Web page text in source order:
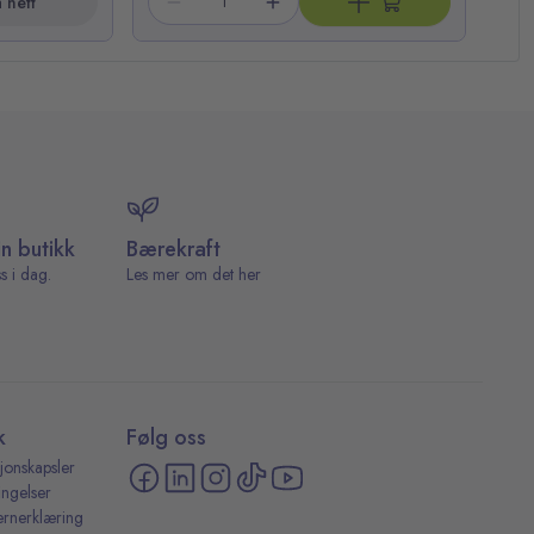
butikk
i dag.
Bærekraft
Les mer om det her
Følg oss